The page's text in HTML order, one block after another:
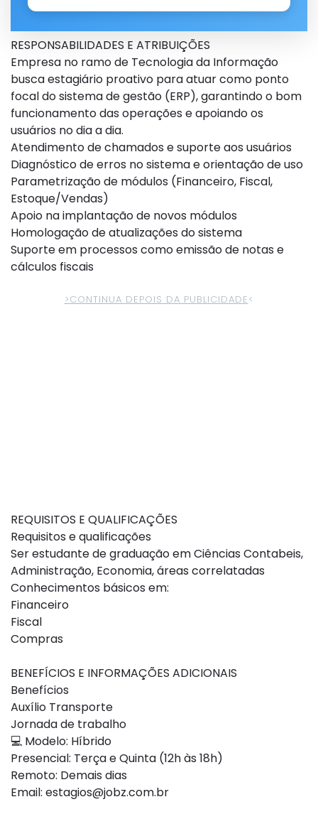
RESPONSABILIDADES E ATRIBUIÇÕES
Empresa no ramo de Tecnologia da Informação
busca estagiário proativo para atuar como ponto
focal do sistema de gestão (ERP), garantindo o bom
funcionamento das operações e apoiando os
usuários no dia a dia.
Atendimento de chamados e suporte aos usuários
Diagnóstico de erros no sistema e orientação de uso
Parametrização de módulos (Financeiro, Fiscal,
Estoque/Vendas)
Apoio na implantação de novos módulos
Homologação de atualizações do sistema
Suporte em processos como emissão de notas e
cálculos fiscais
>CONTINUA DEPOIS DA PUBLICIDADE<
REQUISITOS E QUALIFICAÇÕES
Requisitos e qualificações
Ser estudante de graduação em Ciências Contabeis,
Administração, Economia, áreas correlatadas
Conhecimentos básicos em:
Financeiro
Fiscal
Compras
BENEFÍCIOS E INFORMAÇÕES ADICIONAIS
Benefícios
Auxílio Transporte
Jornada de trabalho
💻 Modelo: Híbrido
Presencial: Terça e Quinta (12h às 18h)
Remoto: Demais dias
Email: estagios@jobz.com.br